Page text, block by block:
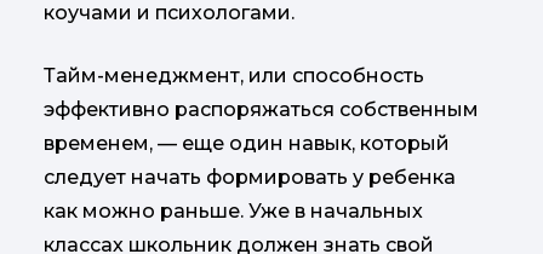
коучами и психологами.
Тайм-менеджмент, или способность
эффективно распоряжаться собственным
временем, — еще один навык, который
следует начать формировать у ребенка
как можно раньше. Уже в начальных
классах школьник должен знать свой